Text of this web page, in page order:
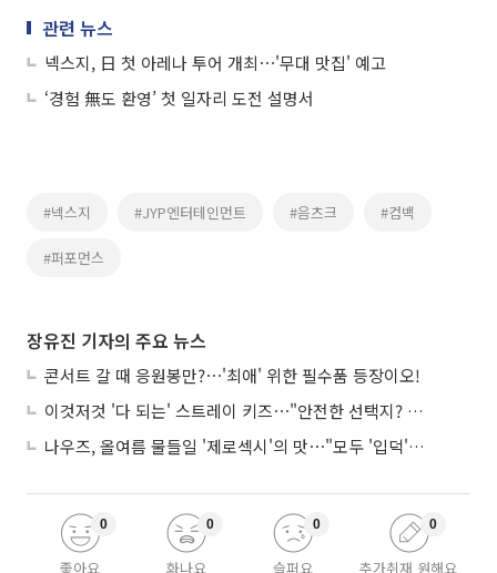
관련 뉴스
넥스지, 日 첫 아레나 투어 개최⋯'무대 맛집' 예고
‘경험 無도 환영’ 첫 일자리 도전 설명서
#넥스지 #JYP엔터테인먼트 #음츠크 #컴백
#퍼포먼스
장유진 기자의 주요 뉴스
콘서트 갈 때 응원봉만?⋯'최애' 위한 필수품 등장이오!
이것저것 '다 되는' 스트레이 키즈⋯"안전한 선택지? 도전이 재밌죠"
나우즈, 올여름 물들일 '제로섹시'의 맛⋯"모두 '입덕'시킬 것"
좋아요
0
화나요
0
슬퍼요
0
추가취재 원해요
0